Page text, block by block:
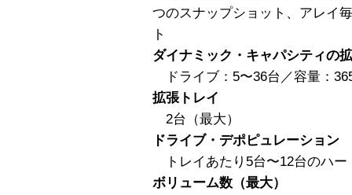
つのスナップショット、アレイ
ト
ダイナミック・キャパシティの
ドライブ：5〜36台／容量：
拡張トレイ
2台（最大）
ドライブ・デポピュレーション
トレイあたり5台〜12台のハー
ボリューム数（最大）